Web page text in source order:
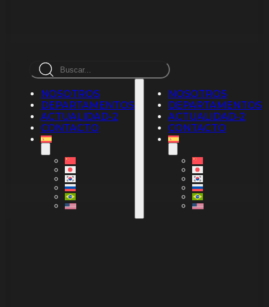
Busca
en
NOSOTROS
DEPARTAMENTOS
ACTUALIDAD-2
CONTACTO
NOSOTROS
DEPARTAMENTOS
ACTUALIDAD-2
CONTACTO